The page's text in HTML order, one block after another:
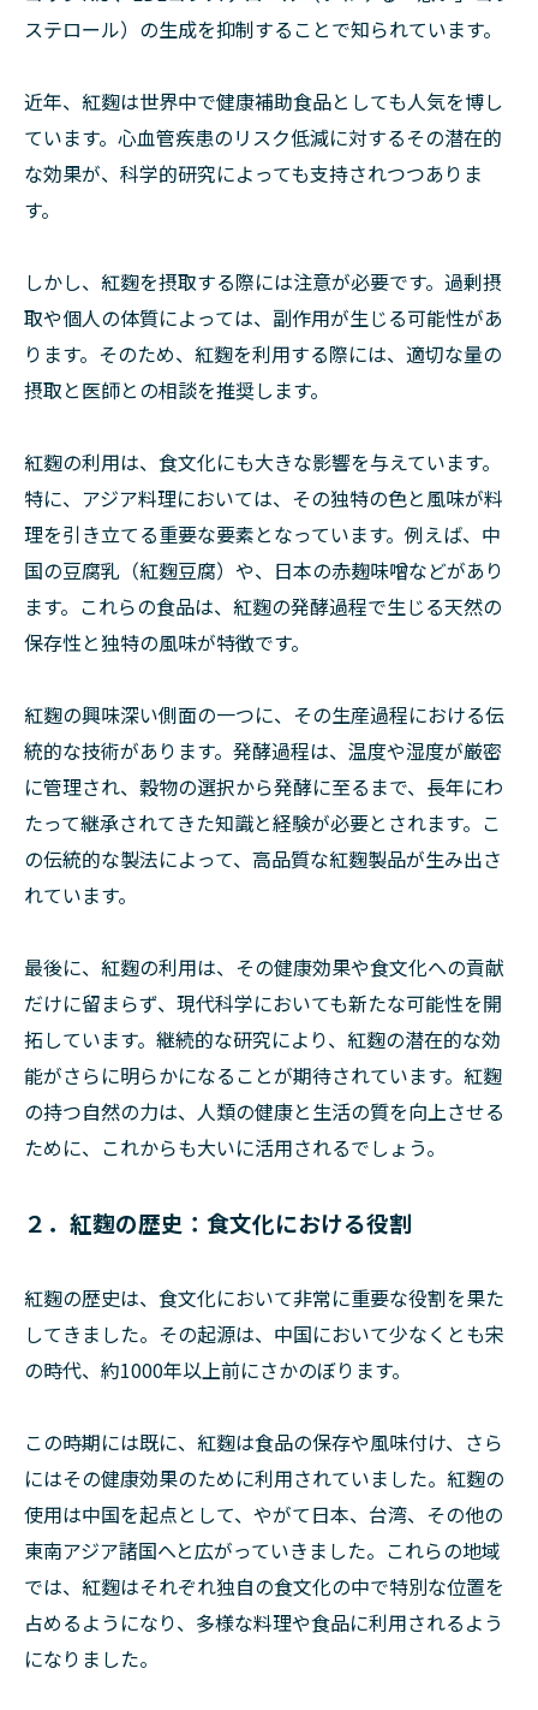
ステロール）の生成を抑制することで知られています。
近年、紅麴は世界中で健康補助食品としても人気を博し
ています。心血管疾患のリスク低減に対するその潜在的
な効果が、科学的研究によっても支持されつつありま
す。
しかし、紅麴を摂取する際には注意が必要です。過剰摂
取や個人の体質によっては、副作用が生じる可能性があ
ります。そのため、紅麴を利用する際には、適切な量の
摂取と医師との相談を推奨します。
紅麴の利用は、食文化にも大きな影響を与えています。
特に、アジア料理においては、その独特の色と風味が料
理を引き立てる重要な要素となっています。例えば、中
国の豆腐乳（紅麴豆腐）や、日本の赤麹味噌などがあり
ます。これらの食品は、紅麴の発酵過程で生じる天然の
保存性と独特の風味が特徴です。
紅麴の興味深い側面の一つに、その生産過程における伝
統的な技術があります。発酵過程は、温度や湿度が厳密
に管理され、穀物の選択から発酵に至るまで、長年にわ
たって継承されてきた知識と経験が必要とされます。こ
の伝統的な製法によって、高品質な紅麴製品が生み出さ
れています。
最後に、紅麴の利用は、その健康効果や食文化への貢献
だけに留まらず、現代科学においても新たな可能性を開
拓しています。継続的な研究により、紅麴の潜在的な効
能がさらに明らかになることが期待されています。紅麴
の持つ自然の力は、人類の健康と生活の質を向上させる
ために、これからも大いに活用されるでしょう。
２．紅麴の歴史：食文化における役割
紅麴の歴史は、食文化において非常に重要な役割を果た
してきました。その起源は、中国において少なくとも宋
の時代、約1000年以上前にさかのぼります。
この時期には既に、紅麴は食品の保存や風味付け、さら
にはその健康効果のために利用されていました。紅麴の
使用は中国を起点として、やがて日本、台湾、その他の
東南アジア諸国へと広がっていきました。これらの地域
では、紅麴はそれぞれ独自の食文化の中で特別な位置を
占めるようになり、多様な料理や食品に利用されるよう
になりました。